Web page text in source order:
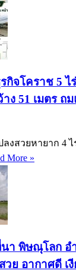
กิจโคราช 5
ง 51 เมตร ถ
งสวยหายาก 4 ไ
More »
า พิษณุโลก อำ
ย อากาศดี เ